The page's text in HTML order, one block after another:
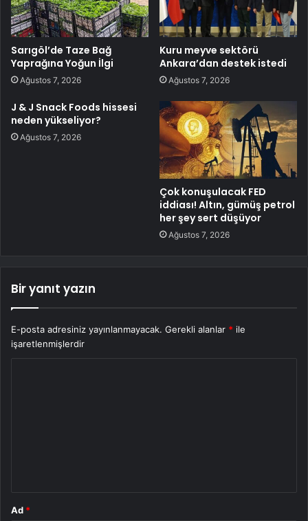
Sarıgöl’de Taze Bağ
Yaprağına Yoğun İlgi
Ağustos 7, 2026
Kuru meyve sektörü
Ankara’dan destek istedi
Ağustos 7, 2026
J & J Snack Foods hissesi
neden yükseliyor?
Ağustos 7, 2026
Çok konuşulacak FED
iddiası! Altın, gümüş petrol
her şey sert düşüyor
Ağustos 7, 2026
Bir yanıt yazın
E-posta adresiniz yayınlanmayacak. Gerekli alanlar * ile
işaretlenmişlerdir
Ad *